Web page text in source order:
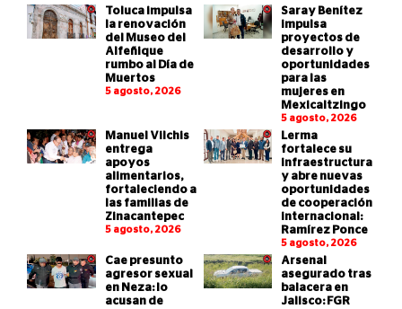
Toluca impulsa
la renovación
del Museo del
Alfeñique
rumbo al Día de
Muertos
5 agosto, 2026
Saray Benítez
impulsa
proyectos de
desarrollo y
oportunidades
para las
mujeres en
Mexicaltzingo
5 agosto, 2026
Manuel Vilchis
entrega
apoyos
alimentarios,
fortaleciendo a
las familias de
Zinacantepec
5 agosto, 2026
Lerma
fortalece su
infraestructura
y abre nuevas
oportunidades
de cooperación
internacional:
Ramírez Ponce
5 agosto, 2026
Cae presunto
agresor sexual
en Neza: lo
acusan de
Arsenal
asegurado tras
balacera en
Jalisco: FGR